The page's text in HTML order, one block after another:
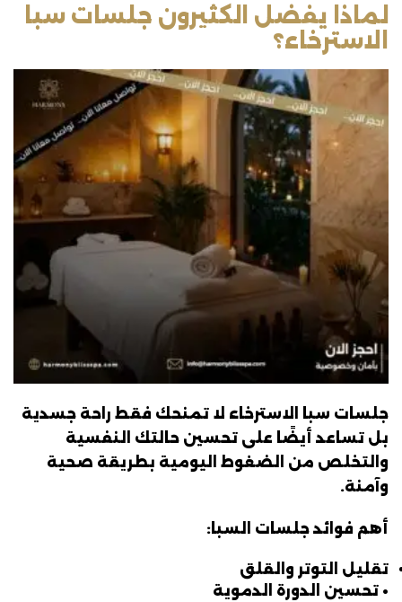
لماذا يفضل الكثيرون جلسات سبا
الاسترخاء؟
جلسات سبا الاسترخاء لا تمنحك فقط راحة جسدية
بل تساعد أيضًا على تحسين حالتك النفسية
والتخلص من الضغوط اليومية بطريقة صحية
وآمنة.
أهم فوائد جلسات السبا:
تقليل التوتر والقلق
• تحسين الدورة الدموية